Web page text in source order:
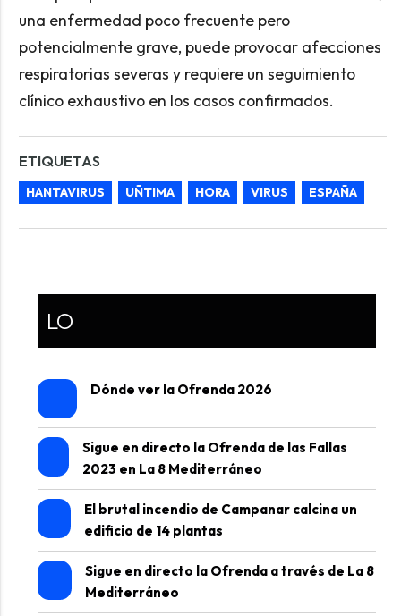
una enfermedad poco frecuente pero
potencialmente grave, puede provocar afecciones
respiratorias severas y requiere un seguimiento
clínico exhaustivo en los casos confirmados.
ETIQUETAS
HANTAVIRUS UÑTIMA HORA VIRUS ESPAÑA
LO
Dónde ver la Ofrenda 2026
Sigue en directo la Ofrenda de las Fallas
2023 en La 8 Mediterráneo
El brutal incendio de Campanar calcina un
edificio de 14 plantas
Sigue en directo la Ofrenda a través de La 8
Mediterráneo